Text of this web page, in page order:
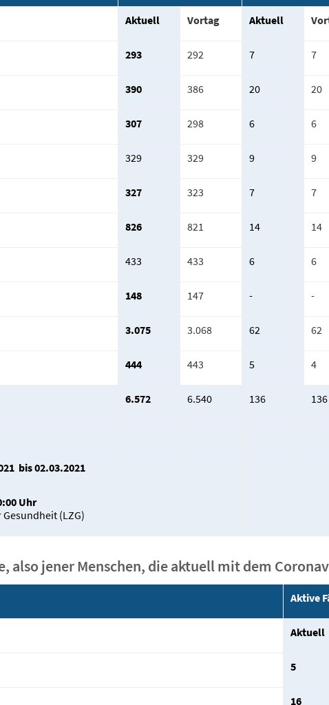
Aktuell Vortag Aktuell
293 292 7 7
390 386 20 20
307 298 6 6
329 329 9 9
327 323 7 7
826 821 14 14
433 433 6 6
148 147 - -
3.075 3.068 62 62
444 443 5 4
6.572 6.540 136 136
bis 02.03.2021
Uhr
(LZG)
also jener Menschen, die aktuell mit dem
Aktive
Aktuell
5
16